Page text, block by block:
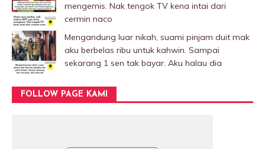
mengemis. Nak tengok TV kena intai dari
cermin naco
Mengandung luar nikah, suami pinjam duit mak
aku berbelas ribu untuk kahwin. Sampai
sekarang 1 sen tak bayar. Aku halau dia
FOLLOW PAGE KAMI